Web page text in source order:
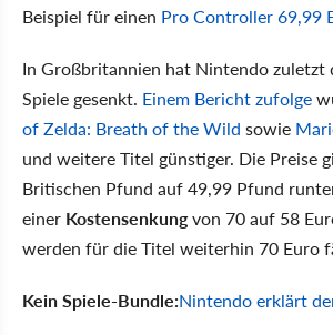
Beispiel für einen Pro Controller 69,99
In Großbritannien hat Nintendo zuletzt
Spiele gesenkt. Einem Bericht zufolge
of Zelda: Breath of the Wild sowie
und weitere Titel günstiger. Die Preise
Britischen Pfund auf 49,99 Pfund
einer Kostensenkungvon 70 auf 58
werden für die Titel weiterhin 70 Euro
Kein Spiele-Bundle:Nintendo erklärt